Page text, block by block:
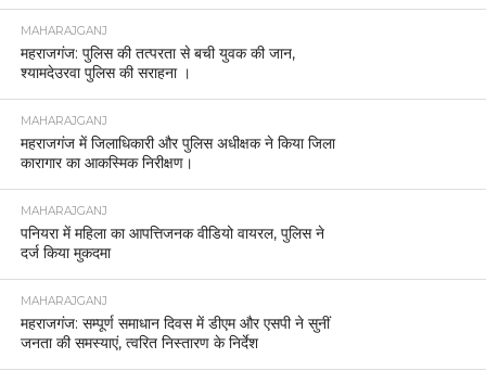
MAHARAJGANJ
महराजगंज: पुलिस की तत्परता से बची युवक की जान,
श्यामदेउरवा पुलिस की सराहना ।
MAHARAJGANJ
महराजगंज में जिलाधिकारी और पुलिस अधीक्षक ने किया जिला
कारागार का आकस्मिक निरीक्षण।
MAHARAJGANJ
पनियरा में महिला का आपत्तिजनक वीडियो वायरल, पुलिस ने
दर्ज किया मुकदमा
MAHARAJGANJ
महराजगंज: सम्पूर्ण समाधान दिवस में डीएम और एसपी ने सुनीं
जनता की समस्याएं, त्वरित निस्तारण के निर्देश